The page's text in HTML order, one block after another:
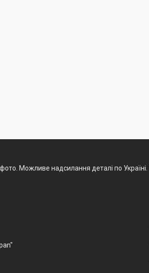
Можливе надсилання деталі по